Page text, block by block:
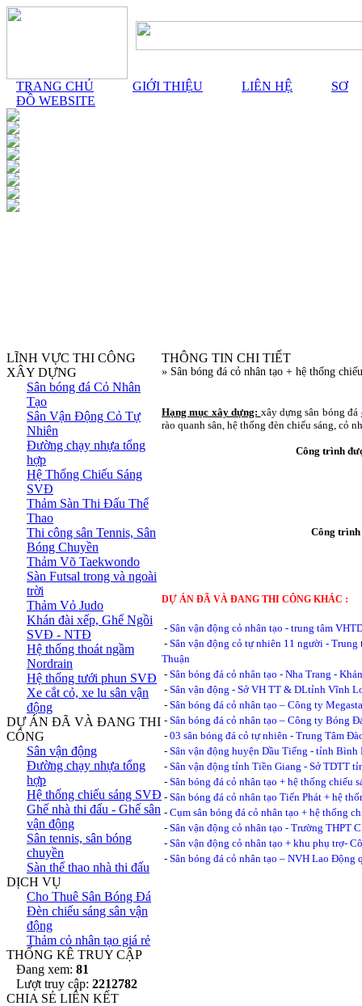
TRANG CHỦ GIỚI THIỆU LIÊN HỆ
SƠ
ĐỒ WEBSITE
LĨNH VỰC THI CÔNG
XÂY DỰNG
Sân bóng đá Cỏ Nhân
Tạo
Sân Vận Động Cỏ Tự
Nhiên
Đường chạy nhựa tổng
hợp
Hệ Thống Chiếu Sáng
SVĐ
Thảm Sàn Thi Đấu Thể
Thao
Thi công sân Tennis, Sân
Bóng Chuyền
Thảm Võ Taekwondo
Sàn Futsal trong và ngoài
trời
Thảm Vỏ Judo
Khán đài xếp, Ghế Ngồi
SVĐ - NTĐ
Hệ thống thoát ngầm
Nordrain
Hệ thống tưới phun SVĐ
Xe cắt cỏ, xe lu sân vận
động
DỰ ÁN ĐÃ VÀ ĐANG THI
CÔNG
Sân vận động
Đường chạy nhựa tổng
hợp
Hệ thống chiếu sáng SVĐ
Ghế nhà thi đấu - Ghế sân
vận động
Sân tennis, sân bóng
chuyền
Sàn thể thao nhà thi đấu
DỊCH VỤ
Cho Thuê Sân Bóng Đá
Đèn chiếu sáng sân vận
động
Thảm cỏ nhân tạo giá rẻ
THỐNG KÊ TRUY CẬP
Đang xem: 81
Lượt truy cập: 2212782
CHIA SẺ LIÊN KẾT
THÔNG TIN CHI TIẾT
» Sân bóng đá cỏ nhân tạo + hệ thống
Hạng mục xây dựng: xây dựng sân bóng đá
rào quanh sân, hệ thống đèn chiếu sáng, cỏ
Công trình
Công trình
DỰ ÁN ĐÃ VÀ ĐANG THI CÔNG KHÁC :
- Sân vận động cỏ nhân tạo - trung tâm
- Sân vận động cỏ tự nhiên 11 người -
Thuận
- Sân bóng đá cỏ nhân tạo - Nha Trang -
- Sân vận động - Sở VH TT & DLtỉnh Vĩnh
- Sân bóng đá cỏ nhân tạo – Công ty
- Sân bóng đá cỏ nhân tạo – Công ty Bóng
- 03 sân bóng đá cỏ tự nhiên - Trung Tâm
- Sân vận động huyện Dầu Tiếng - tỉnh Bình
- Sân vận động tỉnh Tiền Giang - Sở TDTT
- Sân bóng đá cỏ nhân tạo + hệ thống chiếu
- Sân bóng đá cỏ nhân tạo Tiến Phát + hệ
- Cụm sân bóng đá cỏ nhân tạo + hệ thống
- Sân vận động cỏ nhân tạo - Trường
- Sân vận động cỏ nhân tạo + khu phụ trợ-
- Sân bóng đá cỏ nhân tạo – NVH Lao Động